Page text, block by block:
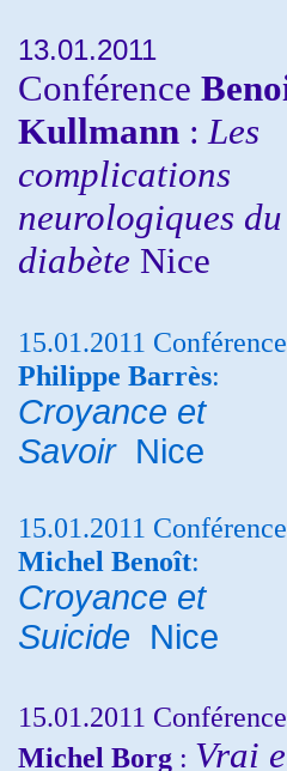
13.01.2011
Conférence
Kullmann : Les
complications
neurologiques du
diabète Nice
15.01.2011 Conférence
Philippe Barrès:
Croyance et
Savoir Nice
15.01.2011 Conférence
Michel Benoît:
Croyance et
Suicide Nice
15.01.2011 Conférence
Michel Borg : Vrai